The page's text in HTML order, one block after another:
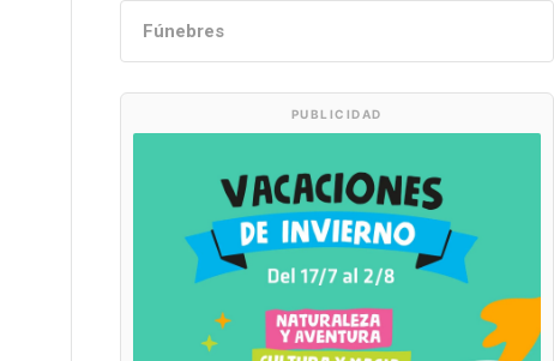
Fúnebres
PUBLICIDAD